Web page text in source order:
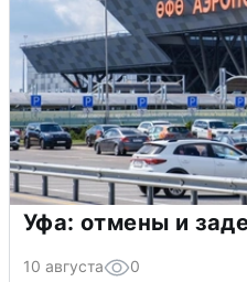
Уфа: отмены и
10 августа 0